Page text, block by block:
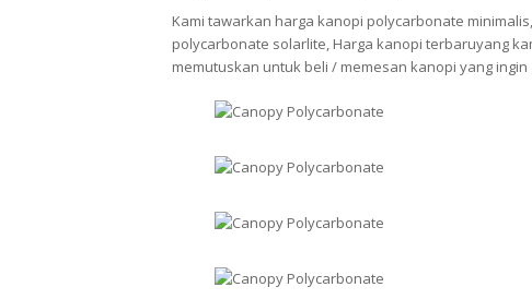
Kami tawarkan harga kanopi polycarbonate
polycarbonate solarlite, Harga kanopi terbaruyang
memutuskan untuk beli / memesan kanopi yang